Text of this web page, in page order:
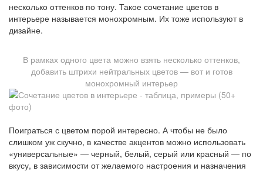
несколько оттенков по тону. Такое сочетание цветов в
интерьере называется монохромным. Их тоже используют в
дизайне.
В рамках одного цвета можно взять несколько оттенков,
добавить штрихи нейтральных цветов — вот и готов
монохромный интерьер
Поиграться с цветом порой интересно. А чтобы не было
слишком уж скучно, в качестве акцентов можно использовать
«универсальные» — черный, белый, серый или красный — по
вкусу, в зависимости от желаемого настроения и назначения